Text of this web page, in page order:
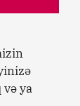
və ya